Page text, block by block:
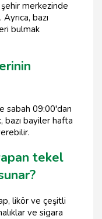
merkezinde
bazı
bulmak
sabah 09:00'dan
bazı bayiler hafta
tekel
likör ve çeşitli
ve sigara